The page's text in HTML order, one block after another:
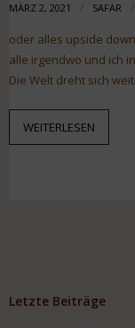
MÄRZ 2, 2021 SAFAR
oder alles upside
alle irgendwo und ich
Die Welt dreht sich
WEITERLESEN
Letzte Beiträge